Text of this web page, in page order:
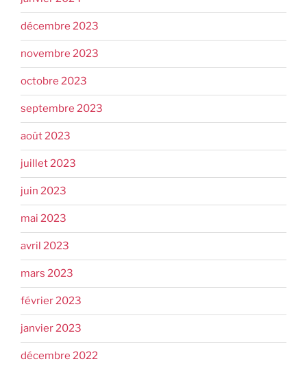
décembre 2023
novembre 2023
octobre 2023
septembre 2023
août 2023
juillet 2023
juin 2023
mai 2023
avril 2023
mars 2023
février 2023
janvier 2023
décembre 2022